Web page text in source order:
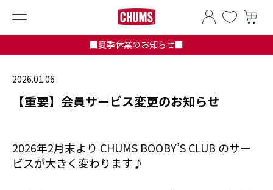
■夏季休業のお知らせ■
2026.01.06
【重要】会員サービス変更のお知らせ
2026年2月末より CHUMS BOOBY’S CLUB のサー
ビスが大きく変わります♪